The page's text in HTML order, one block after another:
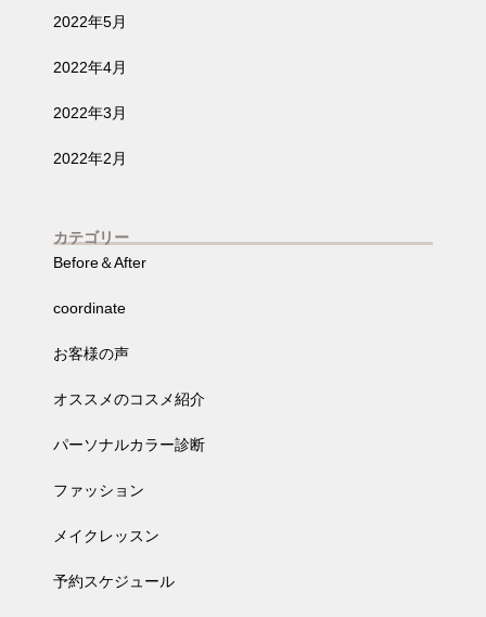
2022年5月
2022年4月
2022年3月
2022年2月
カテゴリー
Before＆After
coordinate
お客様の声
オススメのコスメ紹介
パーソナルカラー診断
ファッション
メイクレッスン
予約スケジュール